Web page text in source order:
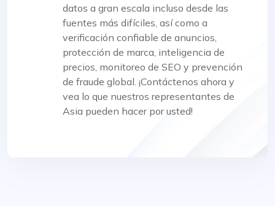
datos a gran escala incluso desde las
fuentes más difíciles, así como a
verificación confiable de anuncios,
protección de marca, inteligencia de
precios, monitoreo de SEO y prevención
de fraude global. ¡Contáctenos ahora y
vea lo que nuestros representantes de
Asia pueden hacer por usted!